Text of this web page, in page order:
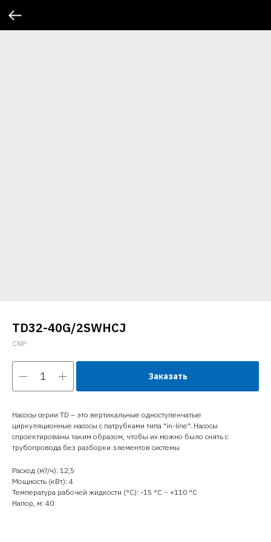
TD32-40G/2SWHCJ
CNP
Заказать
Насосы серии TD – это вертикальные одноступенчатые
циркуляционные насосы с патрубками типа "in-line". Насосы
спроектированы таким образом, чтобы их можно было снять с
трубопровода без разборки элементов системы
Расход (м?/ч): 12,5
Мощность (кВт): 4
Температура рабочей жидкости (°C): -15 °С ~ +110 °С
Напор, м: 40